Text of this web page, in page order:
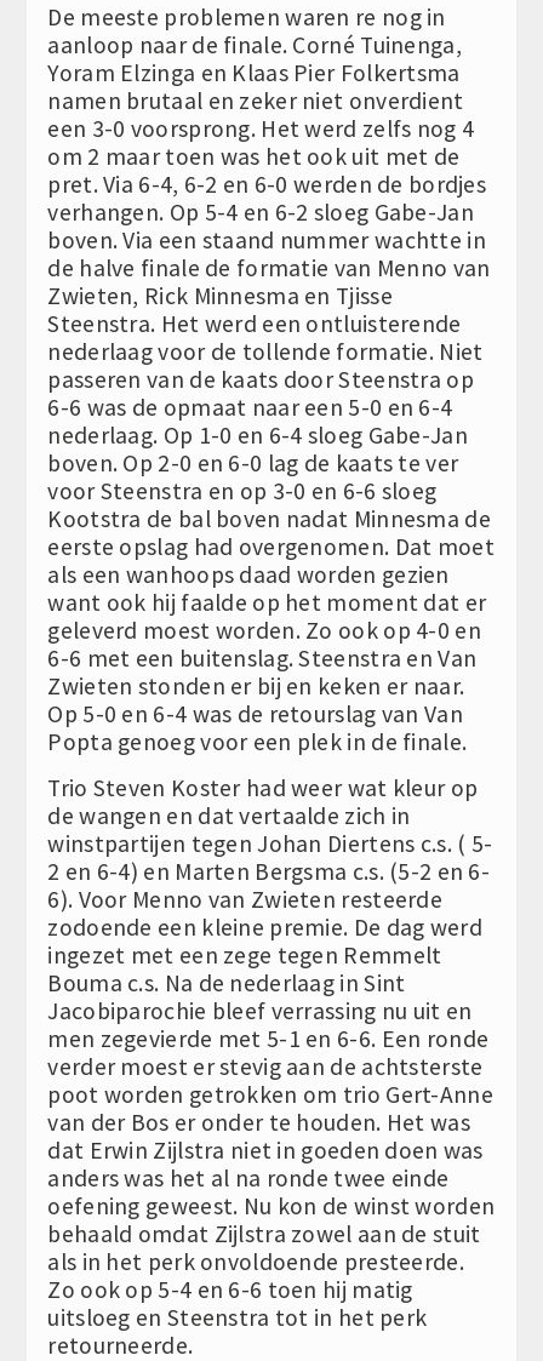
De meeste problemen waren re nog in
aanloop naar de finale. Corné Tuinenga,
Yoram Elzinga en Klaas Pier Folkertsma
namen brutaal en zeker niet onverdient
een 3-0 voorsprong. Het werd zelfs nog 4
om 2 maar toen was het ook uit met de
pret. Via 6-4, 6-2 en 6-0 werden de bordjes
verhangen. Op 5-4 en 6-2 sloeg Gabe-Jan
boven. Via een staand nummer wachtte in
de halve finale de formatie van Menno van
Zwieten, Rick Minnesma en Tjisse
Steenstra. Het werd een ontluisterende
nederlaag voor de tollende formatie. Niet
passeren van de kaats door Steenstra op
6-6 was de opmaat naar een 5-0 en 6-4
nederlaag. Op 1-0 en 6-4 sloeg Gabe-Jan
boven. Op 2-0 en 6-0 lag de kaats te ver
voor Steenstra en op 3-0 en 6-6 sloeg
Kootstra de bal boven nadat Minnesma de
eerste opslag had overgenomen. Dat moet
als een wanhoops daad worden gezien
want ook hij faalde op het moment dat er
geleverd moest worden. Zo ook op 4-0 en
6-6 met een buitenslag. Steenstra en Van
Zwieten stonden er bij en keken er naar.
Op 5-0 en 6-4 was de retourslag van Van
Popta genoeg voor een plek in de finale.
Trio Steven Koster had weer wat kleur op
de wangen en dat vertaalde zich in
winstpartijen tegen Johan Diertens c.s. ( 5-
2 en 6-4) en Marten Bergsma c.s. (5-2 en 6-
6). Voor Menno van Zwieten resteerde
zodoende een kleine premie. De dag werd
ingezet met een zege tegen Remmelt
Bouma c.s. Na de nederlaag in Sint
Jacobiparochie bleef verrassing nu uit en
men zegevierde met 5-1 en 6-6. Een ronde
verder moest er stevig aan de achtsterste
poot worden getrokken om trio Gert-Anne
van der Bos er onder te houden. Het was
dat Erwin Zijlstra niet in goeden doen was
anders was het al na ronde twee einde
oefening geweest. Nu kon de winst worden
behaald omdat Zijlstra zowel aan de stuit
als in het perk onvoldoende presteerde.
Zo ook op 5-4 en 6-6 toen hij matig
uitsloeg en Steenstra tot in het perk
retourneerde.